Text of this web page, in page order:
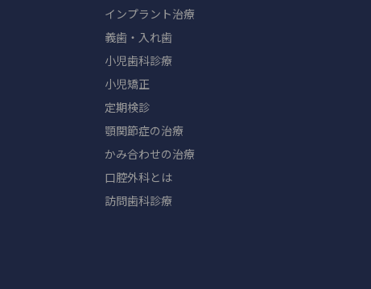
インプラント治療
義歯・入れ歯
小児歯科診療
小児矯正
定期検診
顎関節症の治療
かみ合わせの治療
口腔外科とは
訪問歯科診療